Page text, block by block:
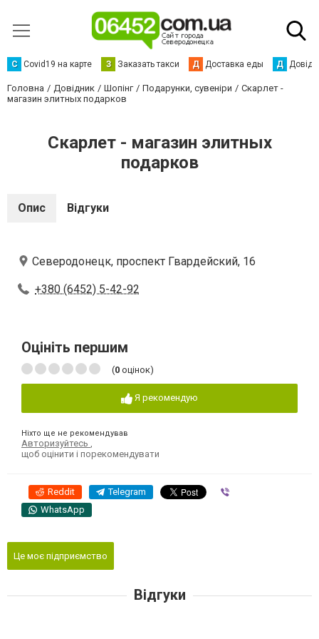
С Сovid19 на карте З Заказать такси Д Доставка еды Д
Головна Довідник Шопінг Подарунки, сувеніри
Скарлет -
магазин элитных подарков
Скарлет - магазин элитных
подарков
Опис Відгуки
Северодонецк, проспект Гвардейский, 16
+380 (6452) 5-42-92
Оцініть першим
(0 оцінок)
Я рекомендую
Ніхто ще не рекомендував
Авторизуйтесь
щоб оцінити і порекомендувати
Reddit Telegram
WhatsApp
Це моє підприємство
Відгуки